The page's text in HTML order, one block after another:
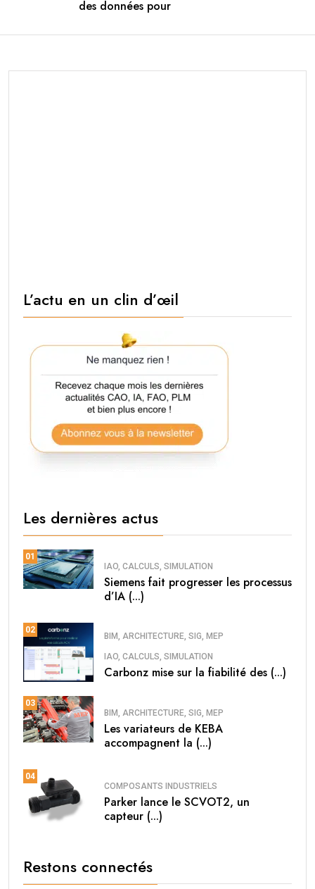
des données pour
L’actu en un clin d’œil
Les dernières actus
01
IAO, CALCULS, SIMULATION
Siemens fait progresser les processus
d’IA (...)
02
BIM, ARCHITECTURE, SIG, MEP
IAO, CALCULS, SIMULATION
Carbonz mise sur la fiabilité des (...)
03
BIM, ARCHITECTURE, SIG, MEP
Les variateurs de KEBA
accompagnent la (...)
04
COMPOSANTS INDUSTRIELS
Parker lance le SCVOT2, un
capteur (...)
Restons connectés